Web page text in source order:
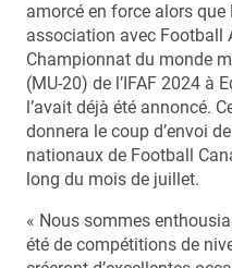
amorcé en force alors que
association avec Football
Championnat du monde
(MU-20) de l’IFAF 2024 à
l’avait déjà été annoncé.
donnera le coup d’envoi
nationaux de Football
long du mois de juillet.
« Nous sommes
été de compétitions de